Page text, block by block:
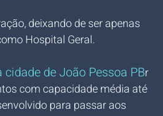
deixando de ser apenas
Hospital Geral.
de João Pessoa PBr
com capacidade média até
para passar aos